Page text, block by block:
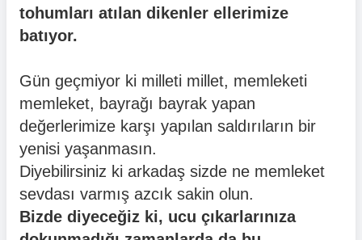
tohumları atılan dikenler ellerimize
batıyor.
Gün geçmiyor ki milleti millet, memleketi
memleket, bayrağı bayrak yapan
değerlerimize karşı yapılan saldırıların bir
yenisi yaşanmasın.
Diyebilirsiniz ki arkadaş sizde ne memleket
sevdası varmış azcık sakin olun.
Bizde diyeceğiz ki, ucu çıkarlarınıza